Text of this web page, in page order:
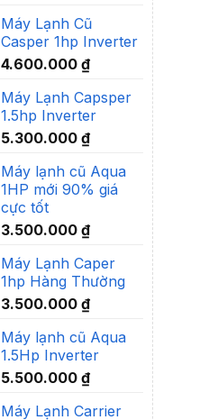
Máy Lạnh Cũ
Casper 1hp Inverter
4.600.000 ₫
Máy Lạnh Capsper
1.5hp Inverter
5.300.000 ₫
Máy lạnh cũ Aqua
1HP mới 90% giá
cực tốt
3.500.000 ₫
Máy Lạnh Caper
1hp Hàng Thường
3.500.000 ₫
Máy lạnh cũ Aqua
1.5Hp Inverter
5.500.000 ₫
Máy Lạnh Carrier